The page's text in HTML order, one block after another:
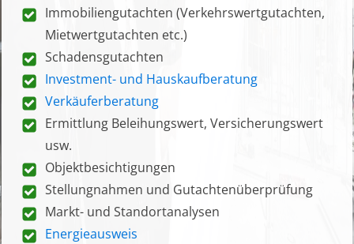
Immobiliengutachten (Verkehrswertgutachten,
Mietwertgutachten etc.)
Schadensgutachten
Investment- und Hauskaufberatung
Verkäuferberatung
Ermittlung Beleihungswert, Versicherungswert
usw.
Objektbesichtigungen
Stellungnahmen und Gutachtenüberprüfung
Markt- und Standortanalysen
Energieausweis